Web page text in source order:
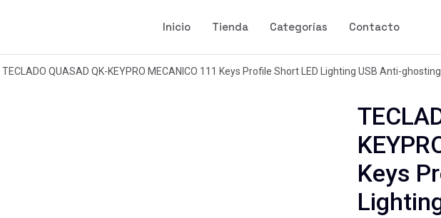
Inicio Tienda Categorías Contacto
TECLADO QUASAD QK-KEYPRO MECANICO 111 Keys Profile Short LED Lighting USB Anti-ghosting
Keys